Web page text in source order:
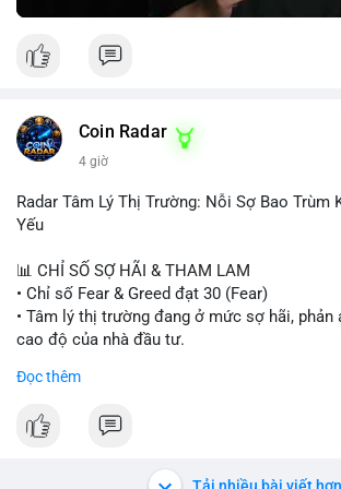
#vlikemarketindex42
Coin Radar
4 giờ
Radar Tâm Lý Thị Trường: Nỗi Sợ Bao Trùm
Yếu
📊 CHỈ SỐ SỢ HÃI & THAM LAM
• Chỉ số Fear & Greed đạt 30 (Fear)
• Tâm lý thị trường đang ở mức sợ hãi, phản
cao độ của nhà đầu tư.
📈 XU HƯỚNG TÌM KIẾM & THẢO LUẬN
CASHCAT, CRO.
Chainlink, Litecoin.
Đọc thêm